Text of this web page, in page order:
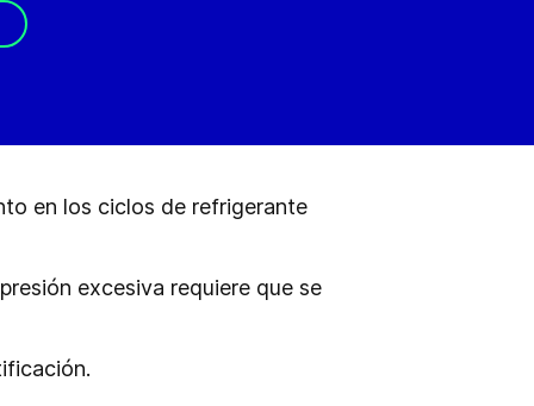
en los ciclos de refrigerante
excesiva requiere que se